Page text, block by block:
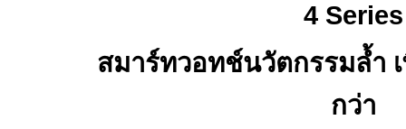
4 Series
สมาร์ทวอทช์นวัตกรรมล้ำ
กว่า